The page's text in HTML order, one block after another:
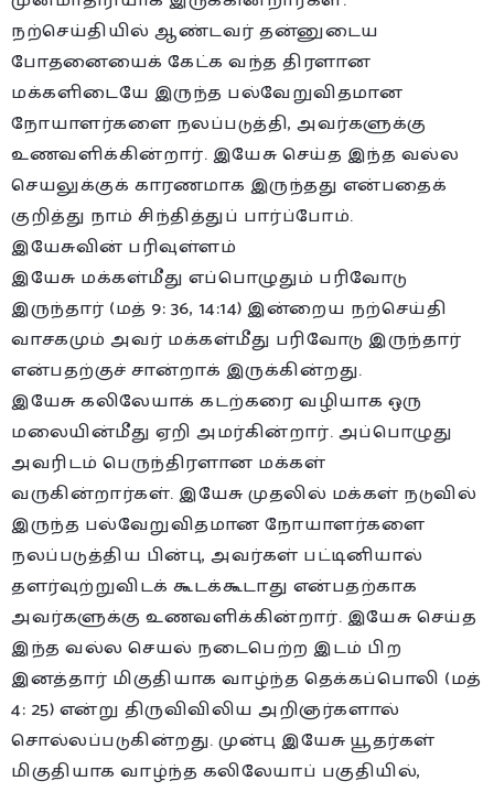
நற்செய்தியில் ஆண்டவர் தன்னுடைய
போதனையைக் கேட்க வந்த திரளான
மக்களிடையே இருந்த பல்வேறுவிதமான
நோயாளர்களை நலப்படுத்தி, அவர்களுக்கு
உணவளிக்கின்றார். இயேசு செய்த இந்த வல்ல
செயலுக்குக் காரணமாக இருந்தது என்பதைக்
குறித்து நாம் சிந்தித்துப் பார்ப்போம்.
இயேசுவின் பரிவுள்ளம்
இயேசு மக்கள்மீது எப்பொழுதும் பரிவோடு
இருந்தார் (மத் 9: 36, 14:14) இன்றைய நற்செய்தி
வாசகமும் அவர் மக்கள்மீது பரிவோடு இருந்தார்
என்பதற்குச் சான்றாக் இருக்கின்றது.
இயேசு கலிலேயாக் கடற்கரை வழியாக ஒரு
மலையின்மீது ஏறி அமர்கின்றார். அப்பொழுது
அவரிடம் பெருந்திரளான மக்கள்
வருகின்றார்கள். இயேசு முதலில் மக்கள் நடுவில்
இருந்த பல்வேறுவிதமான நோயாளர்களை
நலப்படுத்திய பின்பு, அவர்கள் பட்டினியால்
தளர்வுற்றுவிடக் கூடக்கூடாது என்பதற்காக
அவர்களுக்கு உணவளிக்கின்றார். இயேசு செய்த
இந்த வல்ல செயல் நடைபெற்ற இடம் பிற
இனத்தார் மிகுதியாக வாழ்ந்த தெக்கப்பொலி (மத்
4: 25) என்று திருவிவிலிய அறிஞர்களால்
சொல்லப்படுகின்றது. முன்பு இயேசு யூதர்கள்
மிகுதியாக வாழ்ந்த கலிலேயாப் பகுதியில்,